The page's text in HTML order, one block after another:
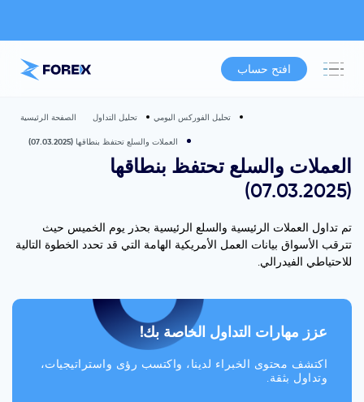
افتح حساب
الصفحة الرئيسية تحليل التداول تحليل الفوركس اليومي
العملات والسلع تحتفظ بنطاقها (07.03.2025)
العملات والسلع تحتفظ بنطاقها
(07.03.2025)
تم تداول العملات الرئيسية والسلع الرئيسية بحذر يوم الخميس حيث
تترقب الأسواق بيانات العمل الأمريكية الهامة التي قد تحدد الخطوة التالية
للاحتياطي الفيدرالي.
عزز مهارات التداول الخاصة بك!
اكتشف محتوى الخبراء لدينا، واكتسب رؤى واستراتيجيات،
وتداول بثقة.